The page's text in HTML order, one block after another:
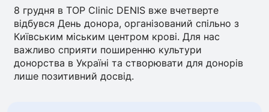
8 грудня в TOP Clinic DENIS вже вчетверте
відбувся День донора, організований спільно з
Київським міським центром крові. Для нас
важливо сприяти поширенню культури
донорства в Україні та створювати для донорів
лише позитивний досвід.